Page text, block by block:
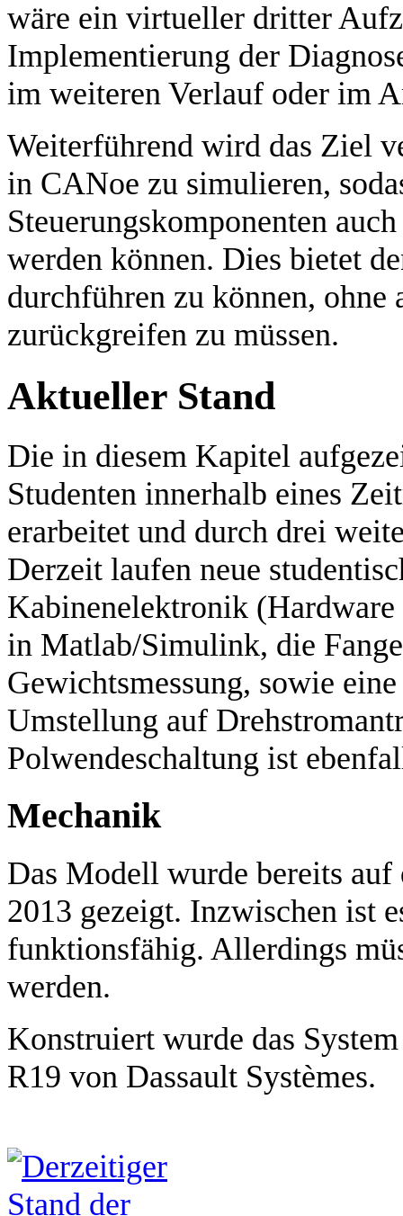
wäre ein virtueller dritter
Implementierung der
im weiteren Verlauf oder im
Weiterführend wird das Ziel
in CANoe zu simulieren,
Steuerungskomponenten
werden können. Dies bietet
durchführen zu können,
zurückgreifen zu müssen.
Aktueller Stand
Die in diesem Kapitel
Studenten innerhalb eines
erarbeitet und durch drei
Derzeit laufen neue
Kabinenelektronik
in Matlab/Simulink, die
Gewichtsmessung, sowie
Umstellung auf
Polwendeschaltung ist
Mechanik
Das Modell wurde bereits
2013 gezeigt. Inzwischen ist
funktionsfähig. Allerdings
werden.
Konstruiert wurde das
R19 von Dassault Systèmes.